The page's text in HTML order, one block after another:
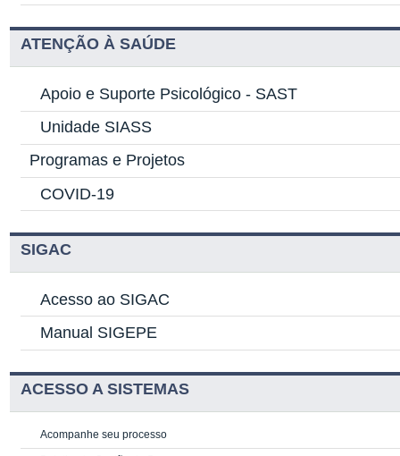
ATENÇÃO À SAÚDE
Apoio e Suporte Psicológico - SAST
Unidade SIASS
Programas e Projetos
COVID-19
SIGAC
Acesso ao SIGAC
Manual SIGEPE
ACESSO A SISTEMAS
Acompanhe seu processo